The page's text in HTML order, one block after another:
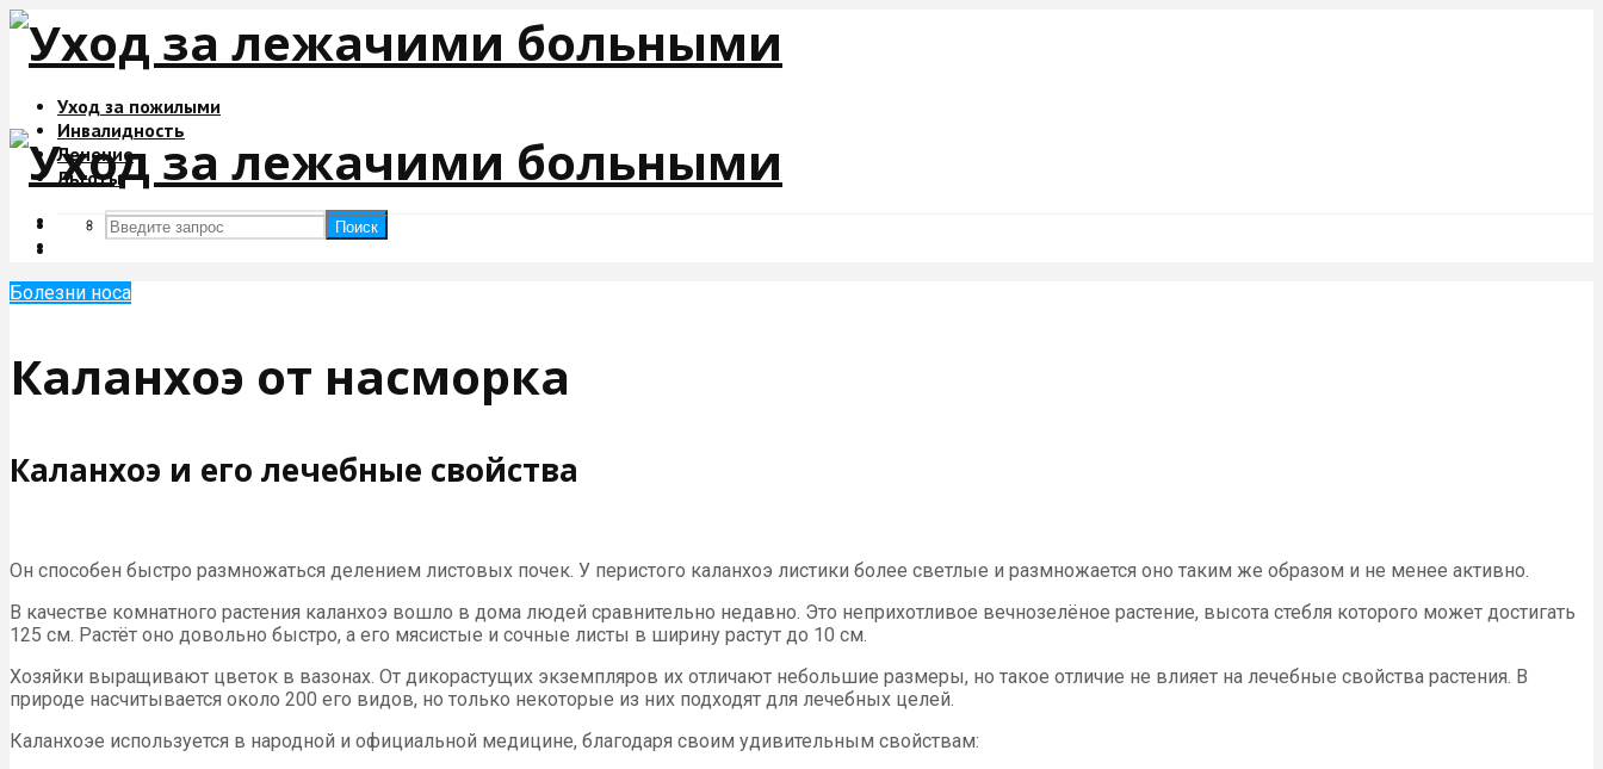
Уход за пожилыми
Инвалидность
Лечение
Льготы
Поиск
Поиск
Болезни носа
Каланхоэ от насморка
Каланхоэ и его лечебные свойства
Он способен быстро размножаться делением листовых почек. У перистого каланхоэ листики более светлые и размножается оно таким же образом и не менее активно.
В качестве комнатного растения каланхоэ вошло в дома людей сравнительно недавно. Это неприхотливое вечнозелёное растение, высота стебля которого может достигать
125 см. Растёт оно довольно быстро, а его мясистые и сочные листы в ширину растут до 10 см.
Хозяйки выращивают цветок в вазонах. От дикорастущих экземпляров их отличают небольшие размеры, но такое отличие не влияет на лечебные свойства растения. В
природе насчитывается около 200 его видов, но только некоторые из них подходят для лечебных целей.
Каланхоэе используется в народной и официальной медицине, благодаря своим удивительным свойствам: